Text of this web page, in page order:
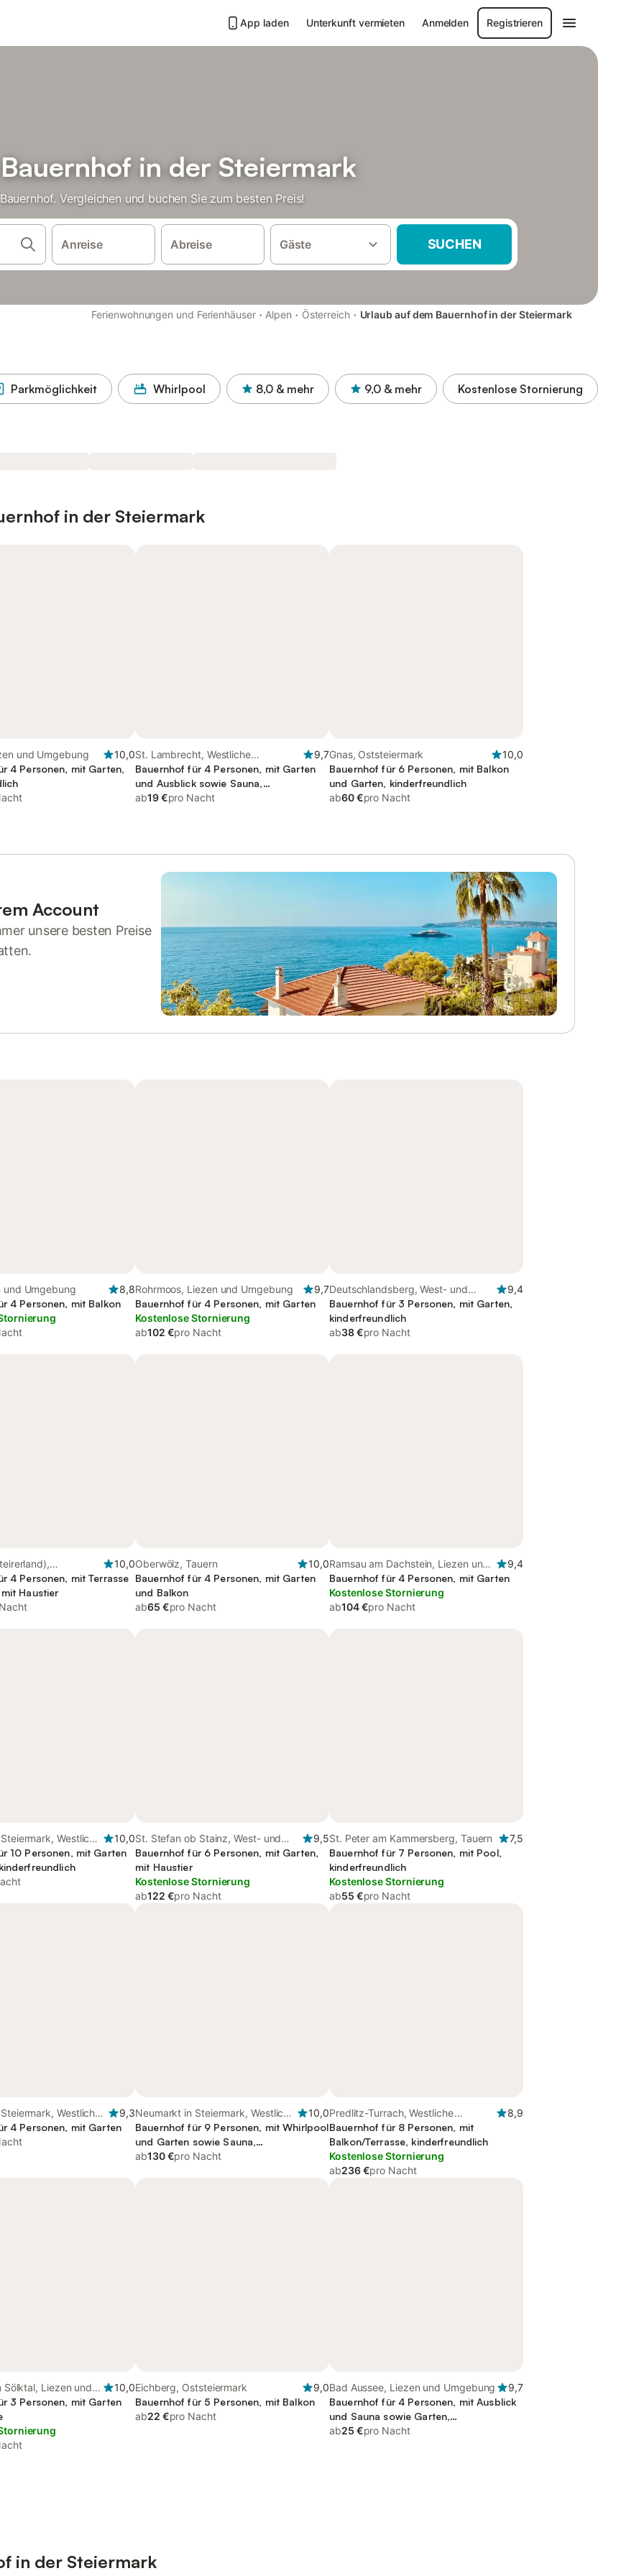
App laden Unterkunft vermieten Anmelden Registrieren
in der Steiermark
Vergleichen und buchen Sie zum besten Preis!
Anreise Abreise Gäste SUCHEN
Ferienwohnungen und Ferienhäuser · Alpen · Österreich · Urlaub auf dem Bauernhof in der Steiermark
Parkmöglichkeit Whirlpool 8,0 & mehr 9,0 & mehr Kostenlose Stornierung
in der Steiermark
und Umgebung
10,0
4 Personen, mit Garten,
St. Lambrecht, Westliche
Obersteiermark
9,7
Bauernhof für 4 Personen, mit Garten
und Ausblick sowie Sauna,
kinderfreundlich
ab19 €pro Nacht
Gnas, Oststeiermark
10,0
Bauernhof für 6 Personen, mit Balkon
und Garten, kinderfreundlich
ab60 €pro Nacht
Account
unsere besten Preise
und Umgebung
8,8
4 Personen, mit Balkon
Rohrmoos, Liezen und Umgebung
9,7
Bauernhof für 4 Personen, mit Garten
Kostenlose Stornierung
ab102 €pro Nacht
Deutschlandsberg, West- und
Südsteiermark
9,4
Bauernhof für 3 Personen, mit Garten,
kinderfreundlich
ab38 €pro Nacht
10,0
4 Personen, mit Terrasse
Haustier
Oberwölz, Tauern
10,0
Bauernhof für 4 Personen, mit Garten
und Balkon
ab65 €pro Nacht
Ramsau am Dachstein, Liezen und
Umgebung
9,4
Bauernhof für 4 Personen, mit Garten
Kostenlose Stornierung
ab104 €pro Nacht
Westliche
10,0
10 Personen, mit Garten
St. Stefan ob Stainz, West- und
Südsteiermark
9,5
Bauernhof für 6 Personen, mit Garten,
mit Haustier
Kostenlose Stornierung
ab122 €pro Nacht
St. Peter am Kammersberg, Tauern
7,5
Bauernhof für 7 Personen, mit Pool,
kinderfreundlich
Kostenlose Stornierung
ab55 €pro Nacht
Westliche
9,3
4 Personen, mit Garten
Neumarkt in Steiermark, Westliche
Obersteiermark
10,0
Bauernhof für 9 Personen, mit Whirlpool
und Garten sowie Sauna,
kinderfreundlich
ab130 €pro Nacht
Predlitz-Turrach, Westliche
Obersteiermark
8,9
Bauernhof für 8 Personen, mit
Balkon/Terrasse, kinderfreundlich
Kostenlose Stornierung
ab236 €pro Nacht
Sölktal, Liezen und
10,0
3 Personen, mit Garten
Eichberg, Oststeiermark
9,0
Bauernhof für 5 Personen, mit Balkon
ab22 €pro Nacht
Bad Aussee, Liezen und Umgebung
9,7
Bauernhof für 4 Personen, mit Ausblick
und Sauna sowie Garten,
kinderfreundlich
ab25 €pro Nacht
in der Steiermark